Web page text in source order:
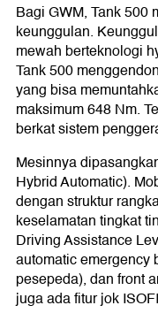
Bagi GWM, Tank 500
keunggulan.
mewah berteknologi
Tank 500
yang bisa
maksimum 648 Nm.
berkat sistem
Mesinnya
Hybrid Automatic).
dengan struktur
keselamatan tingkat
Driving Assistance
automatic emergency
pesepeda), dan front
juga ada fitur jok